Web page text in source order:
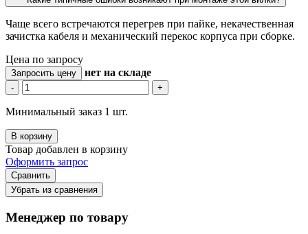
Чаще всего встречаются перегрев при пайке, некачественная
зачистка кабеля и механический перекос корпуса при сборке.
Цена по запросу
Запросить цену нет на складе
- +
Минимальный заказ 1 шт.
В корзину
Товар добавлен в корзину
Оформить запрос
Сравнить
Убрать из сравнения
Менеджер по товару